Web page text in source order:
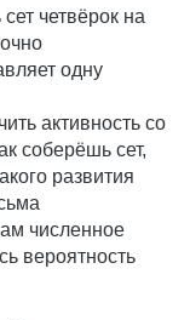
четвёрок на
одну
активность со
соберёшь сет,
развития
численное
вероятность